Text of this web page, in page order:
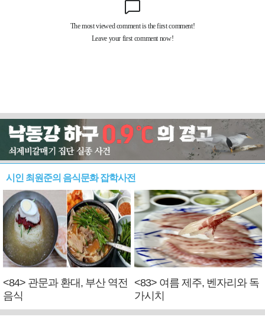
시인 최원준의 음식문화 잡학사전
<84> 관문과 환대, 부산 역전
음식
<83> 여름 제주, 벤자리와 독
가시치